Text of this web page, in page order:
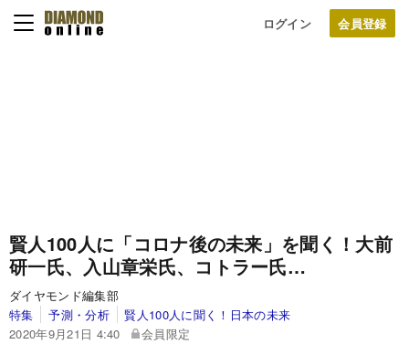
ログイン
賢人100人に「コロナ後の未来」を聞く！大前
研一氏、入山章栄氏、コトラー氏…
ダイヤモンド編集部
特集
予測・分析
賢人100人に聞く！日本の未来
2020年9月21日 4:40
会員限定